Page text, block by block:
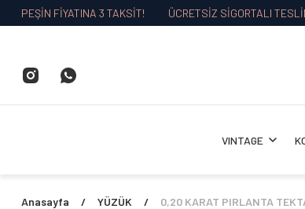
PEŞİN FİYATINA 3 TAKSİT! ÜCRETSİZ SİGORTALI
VINTAGE
Anasayfa YÜZÜK 0,20 KARAT PIRLANTA